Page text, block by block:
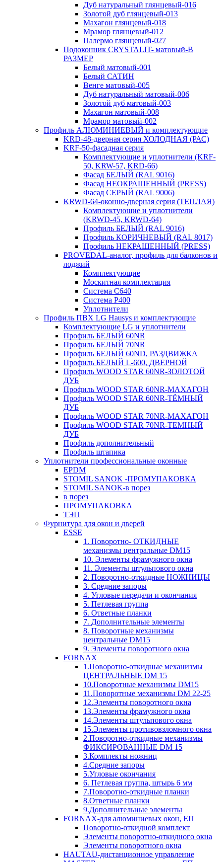
Дуб натуральный глянцевый-016
Золотой дуб глянцевый-013
Махагон глянцевый-018
Мрамор глянцевый-012
Палермо глянцевый-027
Подоконник CRYSTALIT- матовый-В
РАЗМЕР
Белый матовый-001
Белый САТИН
Венге матовый-005
Дуб натуральный матовый-006
Золотой дуб матовый-003
Махагон матовый-008
Мрамор матовый-002
Профиль АЛЮМИНИЕВЫЙ и комплектующие
KRD-48-дверная серия ХОЛОДНАЯ (РАС)
KRF-50-фасадная серия
Комплектующие и уплотнители (KRF-
50, KRW-57, KRD-66)
Фасад БЕЛЫЙ (RAL 9016)
Фасад НЕОКРАШЕННЫЙ (PRESS)
Фасад СЕРЫЙ (RAL 9006)
KRWD-64-оконно-дверная серия (ТЕПЛАЯ)
Комплектующие и уплотнители
(KRWD-45, KRWD-64)
Профиль БЕЛЫЙ (RAL 9016)
Профиль КОРИЧНЕВЫЙ (RAL 8017)
Профиль НЕКРАШЕННЫЙ (PRESS)
PROVEDAL-аналог, профиль для балконов и
лоджий
Комплектующие
Москитная комплектация
Система C640
Система P400
Уплотнители
Профиль ПВХ LG Hausys и комплектующие
Комплектующие LG и уплотнители
Профиль БЕЛЫЙ 60NR
Профиль БЕЛЫЙ 70NR
Профиль БЕЛЫЙ 60ND, РАЗДВИЖКА
Профиль БЕЛЫЙ L-600, ДВЕРНОЙ
Профиль WOOD STAR 60NR-ЗОЛОТОЙ
ДУБ
Профиль WOOD STAR 60NR-МАХАГОН
Профиль WOOD STAR 60NR-ТЁМНЫЙ
ДУБ
Профиль WOOD STAR 70NR-МАХАГОН
Профиль WOOD STAR 70NR-ТЕМНЫЙ
ДУБ
Профиль дополнительный
Профиль штапика
Уплотнители профессиональные оконные
EPDM
STOMIL SANOK -ПРОМУПАКОВКА
STOMIL SANOK-в порез
в порез
ПРОМУПАКОВКА
ТЭП
Фурнитура для окон и дверей
ESSE
1. Поворотно- ОТКИДНЫЕ
механизмы центральные DM15
10. Элементы фрамужного окна
11. Элементы штульпового окна
2. Поворотно-откидные НОЖНИЦЫ
3. Средние запоры
4. Угловые передачи и окончания
5. Петлевая группа
6. Ответные планки
7. Дополнительные элементы
8. Поворотные механизмы
центральные DM15
9. Элементы поворотного окна
FORNAX
1.Поворотно-откидные механизмы
ЦЕНТРАЛЬНЫЕ DM 15
10.Поворотные механизмы DM15
11.Поворотные механизмы DM 22-25
12.Элементы поворотного окна
13.Элементы фрамужного окна
14.Элементы штульпового окна
15.Элементы противовзломного окна
2.Поворотно-откидные механизмы
ФИКСИРОВАННЫЕ DM 15
3.Комплекты ножниц
4.Средние запоры
5.Угловые окончания
6. Петлевая группа, штырь 6 мм
7.Поворотно-откидные планки
8.Ответные планки
9.Дополнительные элементы
FORNAX-для алюминиевых окон, ЕП
Поворотно-откидной комплект
Элементы поворотно-откидного окна
Элементы поворотного окна
HAUTAU-дистанционное управление